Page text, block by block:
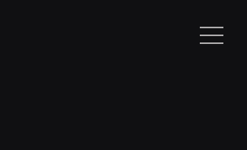
Meniu